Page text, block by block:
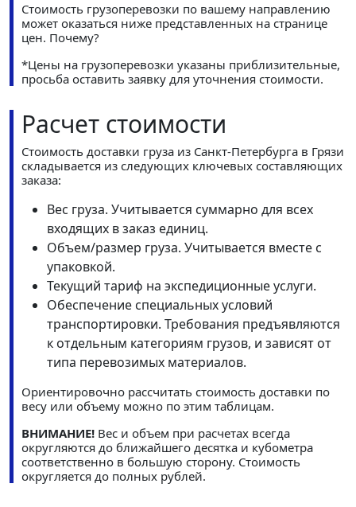
Стоимость грузоперевозки по вашему направлению
может оказаться ниже представленных на странице
цен. Почему?
*Цены на грузоперевозки указаны приблизительные,
просьба оставить заявку для уточнения стоимости.
Расчет стоимости
Стоимость доставки груза из Санкт-Петербурга в Грязи
складывается из следующих ключевых составляющих
заказа:
Вес груза. Учитывается суммарно для всех
входящих в заказ единиц.
Объем/размер груза. Учитывается вместе с
упаковкой.
Текущий тариф на экспедиционные услуги.
Обеспечение специальных условий
транспортировки. Требования предъявляются
к отдельным категориям грузов, и зависят от
типа перевозимых материалов.
Ориентировочно рассчитать стоимость доставки по
весу или объему можно по этим таблицам.
ВНИМАНИЕ! Вес и объем при расчетах всегда
округляются до ближайшего десятка и кубометра
соответственно в большую сторону. Стоимость
округляется до полных рублей.